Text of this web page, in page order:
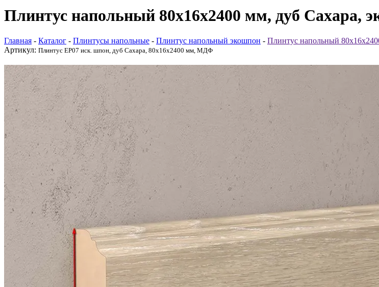
Плинтус напольный 80x16x2400 мм, дуб
Главная - Каталог - Плинтусы напольные - Плинтус напольный экошпон - Плинтус напольный
Артикул: Плинтус ЕР07 иск. шпон, дуб Сахара, 80x16x2400 мм, МДФ